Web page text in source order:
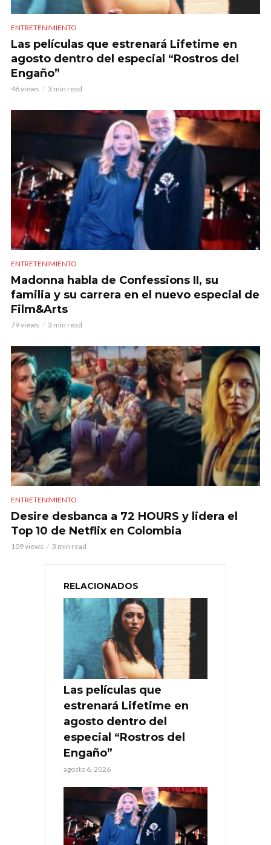
ENTRETENIMIENTO
Las películas que estrenará Lifetime en
agosto dentro del especial “Rostros del
Engaño”
46 views 3 min read
ENTRETENIMIENTO
Madonna habla de Confessions II, su
familia y su carrera en el nuevo especial de
Film&Arts
79 views 3 min read
ENTRETENIMIENTO
Desire desbanca a 72 HOURS y lidera el
Top 10 de Netflix en Colombia
109 views 3 min read
RELACIONADOS
Las películas que
estrenará Lifetime en
agosto dentro del
especial “Rostros del
Engaño”
agosto 6, 2026